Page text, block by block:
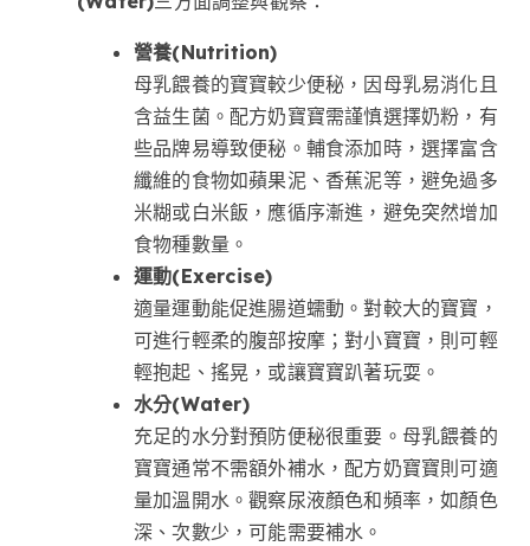
營養(Nutrition)
母乳餵養的寶寶較少便秘，因母乳易消化且
含益生菌。配方奶寶寶需謹慎選擇奶粉，有
些品牌易導致便秘。輔食添加時，選擇富含
纖維的食物如蘋果泥、香蕉泥等，避免過多
米糊或白米飯，應循序漸進，避免突然增加
食物種數量。
運動(Exercise)
適量運動能促進腸道蠕動。對較大的寶寶，
可進行輕柔的腹部按摩；對小寶寶，則可輕
輕抱起、搖晃，或讓寶寶趴著玩耍。
水分(Water)
充足的水分對預防便秘很重要。母乳餵養的
寶寶通常不需額外補水，配方奶寶寶則可適
量加溫開水。觀察尿液顏色和頻率，如顏色
深、次數少，可能需要補水。